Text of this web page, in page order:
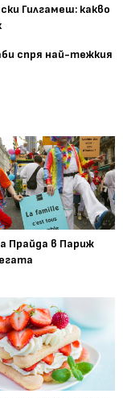
Гилгамеш: какво
спря най-тежкия
Прайда в Париж